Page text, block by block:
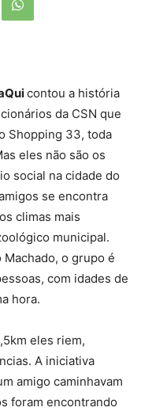
contou a história
da CSN que
Shopping 33, toda
eles não são os
social na cidade do
se encontra
climas mais
municipal.
o grupo é
com idades de
hora.
eles riem,
A iniciativa
amigo caminhavam
foram encontrando